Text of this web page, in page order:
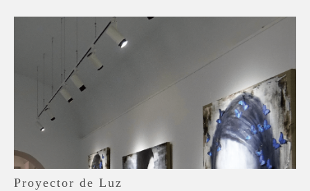
Proyector de Luz